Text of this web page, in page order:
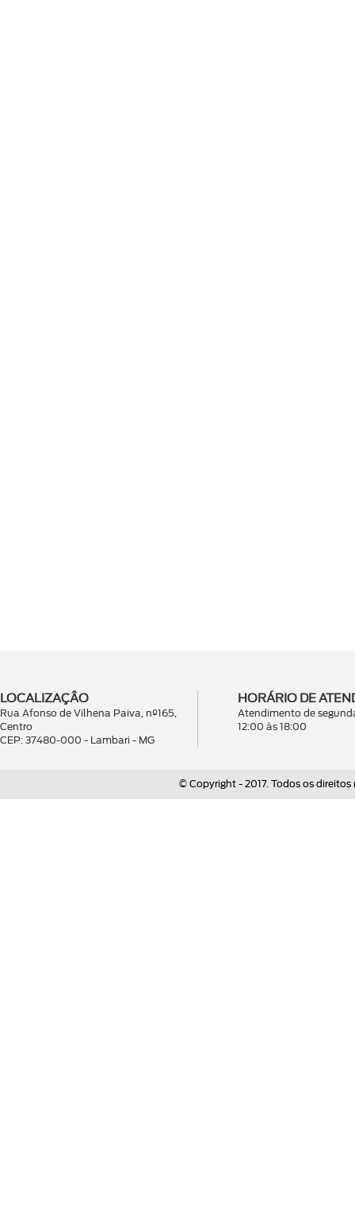
LOCALIZAÇÂO
Rua Afonso de Vilhena Paiva, nº165,
Centro
CEP: 37480-000 - Lambari - MG
HORÁRIO DE
Atendimento de
12:00 às 18:00
© Copyright - 2017. Todos os